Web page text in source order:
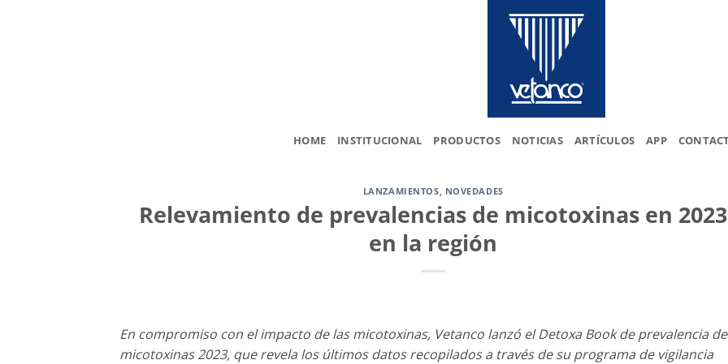
HOME INSTITUCIONAL PRODUCTOS NOTICIAS ARTÍCULOS APP
LANZAMIENTOS, NOVEDADES
Relevamiento de prevalencias de micotoxinas en 2023
en la región
En compromiso con el impacto de las micotoxinas, Vetanco lanzó el Detoxa Book de prevalencia de
micotoxinas 2023, que revela los últimos datos recopilados a través de su programa de vigilancia